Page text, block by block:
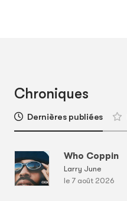
Chroniques
Dernières publiées
Who Coppin
Larry June
le 7 août 2026